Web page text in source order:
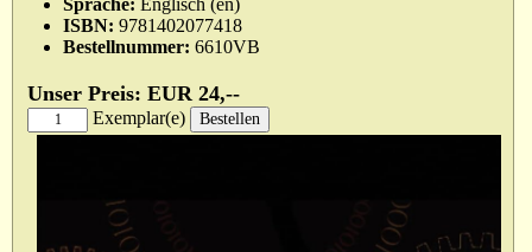
Sprache: Englisch (en)
ISBN: 9781402077418
Bestellnummer: 6610VB
Unser Preis: EUR 24,--
Exemplar(e)